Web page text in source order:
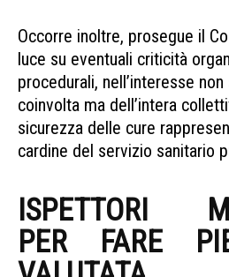
Occorre inoltre, prosegue il
luce su eventuali criticità
procedurali, nell’interesse
coinvolta ma dell’intera
sicurezza delle cure
cardine del servizio sanitario
ISPETTORI
PER FARE